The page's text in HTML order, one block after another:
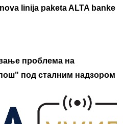
linija paketa ALTA banke
проблема на
под сталним надзором